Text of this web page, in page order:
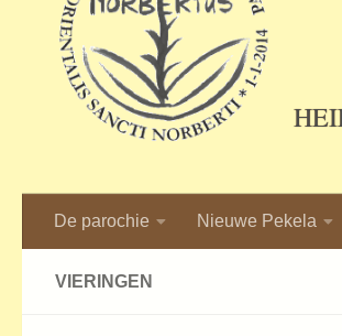
De parochie Nieuwe Pekela
VIERINGEN